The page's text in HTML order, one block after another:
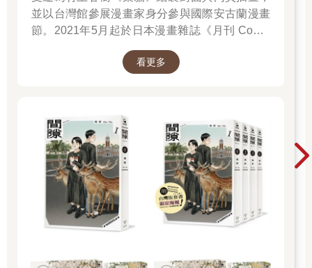
並以台灣館參展漫畫家身分參與國際安古蘭漫畫
節。2021年5月起於日本漫畫雜誌《月刊 Comic
於2022年5月於台日同步發行單行本，爾後獲得
等肯定。2023年4月起再度於《月刊 Comic
Beam》連載新作《間隙》。
看更多